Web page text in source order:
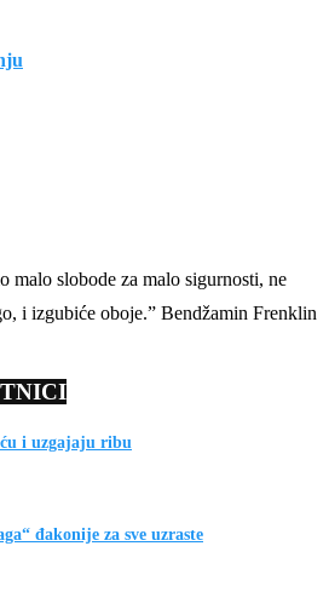
malo slobode za malo sigurnosti, ne
i izgubiće oboje.” Bendžamin Frenklin
i uzgajaju ribu
đakonije za sve uzraste